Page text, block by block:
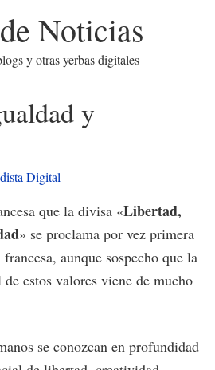
Noticias
y otras yerbas digitales
y
Digital
que la divisa «Libertad,
» se proclama por vez primera
aunque sospecho que la
estos valores viene de mucho
se conozcan en profundidad